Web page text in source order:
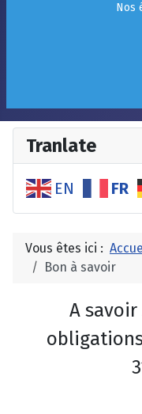
Nos
Tranlate
EN FR
Vous êtes ici :
Bon à savoir
A